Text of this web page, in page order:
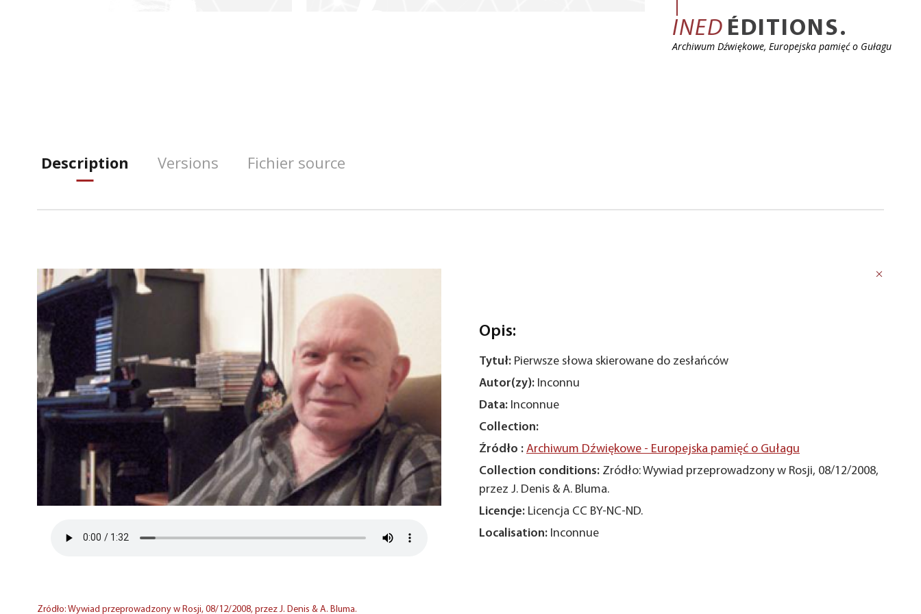
INED ÉDITIONS.
Archiwum Dźwiękowe, Europejska pamięć o Gułagu
Description Versions Fichier source
Zródło: Wywiad przeprowadzony w Rosji, 08/12/2008, przez J. Denis & A. Bluma.
Opis:
Tytuł: Pierwsze słowa skierowane do zesłańców
Autor(zy): Inconnu
Data: Inconnue
Collection:
Źródło : Archiwum Dźwiękowe - Europejska pamięć o Gułagu
Collection conditions: Zródło: Wywiad przeprowadzony w Rosji, 08/12/2008,
przez J. Denis & A. Bluma.
Licencje: Licencja CC BY-NC-ND.
Localisation: Inconnue